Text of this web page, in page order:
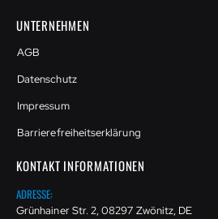
UNTERNEHMEN
AGB
Datenschutz
Impressum
Barrierefreiheitserklärung
KONTAKT INFORMATIONEN
ADRESSE:
Grünhainer Str. 2, 08297 Zwönitz, DE